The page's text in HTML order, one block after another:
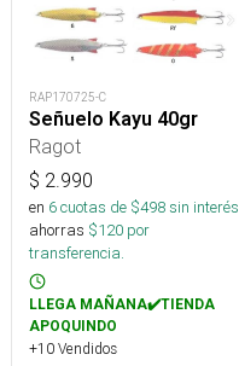
RAP170725-C
Señuelo Kayu 40gr
Ragot
$ 2.990
en 6cuotas de $498sin interés
ahorras $120 por
transferencia.
LLEGA MAÑANA✔️TIENDA
APOQUINDO
+10 Vendidos